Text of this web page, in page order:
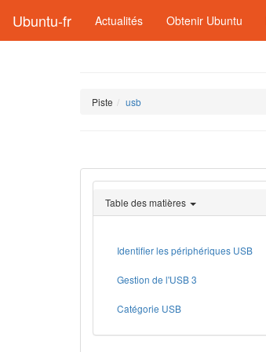
Ubuntu-fr Actualités Obtenir Ubuntu
Piste usb
Table des matières
Identifier les périphériques USB
Gestion de l'USB 3
Catégorie USB